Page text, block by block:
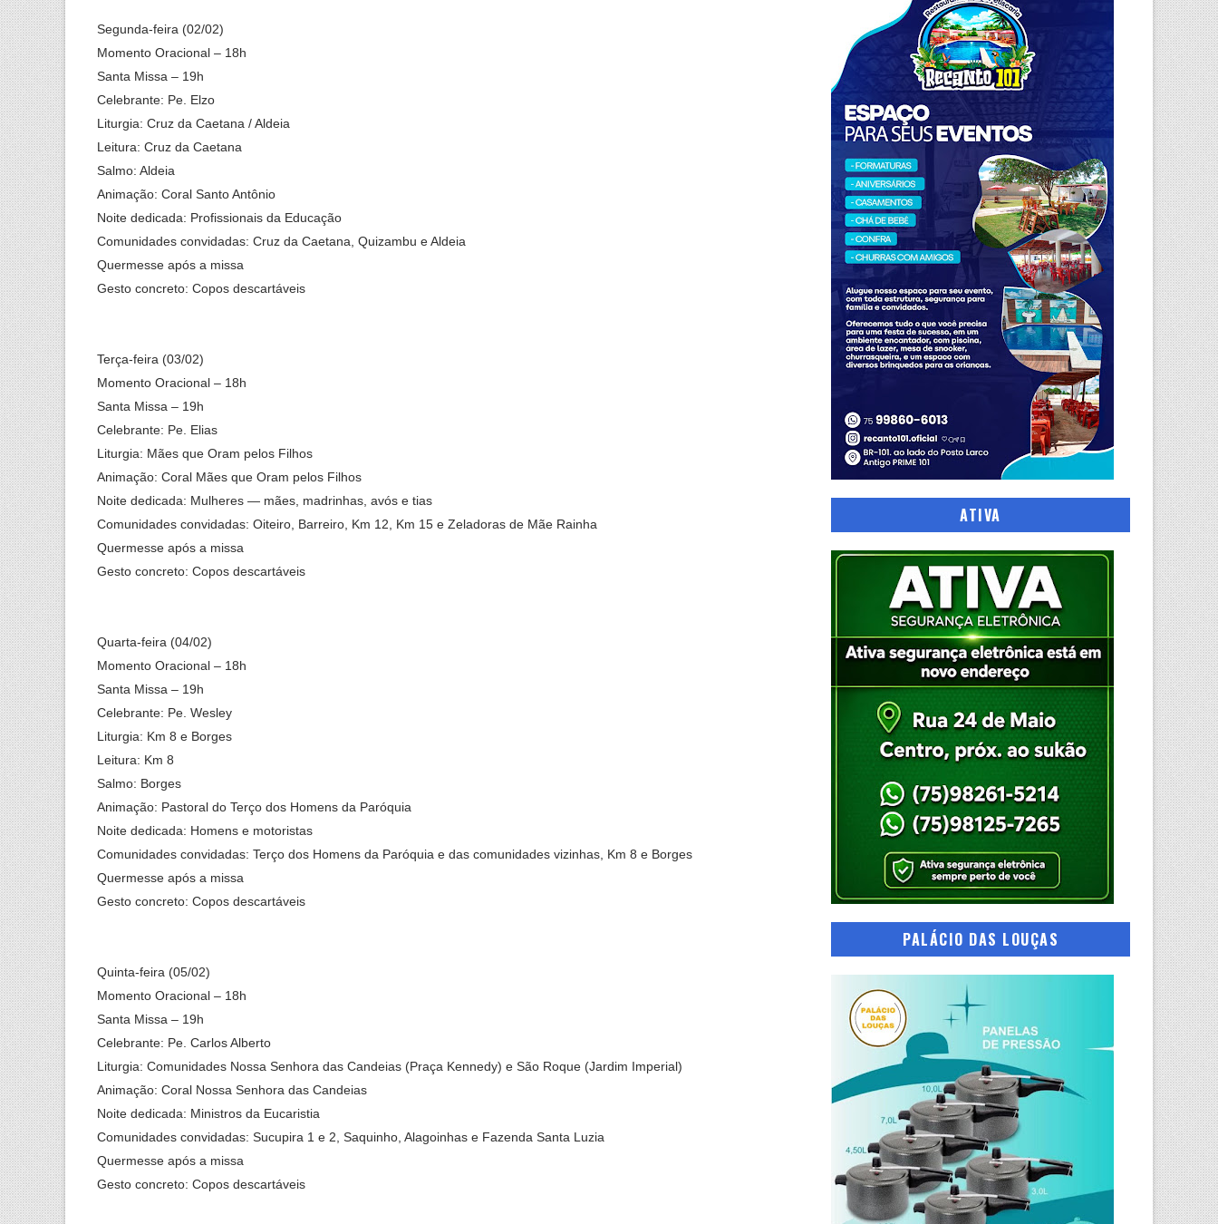
Segunda-feira (02/02)
Momento Oracional – 18h
Santa Missa – 19h
Celebrante: Pe. Elzo
Liturgia: Cruz da Caetana / Aldeia
Leitura: Cruz da Caetana
Salmo: Aldeia
Animação: Coral Santo Antônio
Noite dedicada: Profissionais da Educação
Comunidades convidadas: Cruz da Caetana, Quizambu e Aldeia
Quermesse após a missa
Gesto concreto: Copos descartáveis
Terça-feira (03/02)
Momento Oracional – 18h
Santa Missa – 19h
Celebrante: Pe. Elias
Liturgia: Mães que Oram pelos Filhos
Animação: Coral Mães que Oram pelos Filhos
Noite dedicada: Mulheres — mães, madrinhas, avós e tias
Comunidades convidadas: Oiteiro, Barreiro, Km 12, Km 15 e Zeladoras de Mãe Rainha
Quermesse após a missa
Gesto concreto: Copos descartáveis
Quarta-feira (04/02)
Momento Oracional – 18h
Santa Missa – 19h
Celebrante: Pe. Wesley
Liturgia: Km 8 e Borges
Leitura: Km 8
Salmo: Borges
Animação: Pastoral do Terço dos Homens da Paróquia
Noite dedicada: Homens e motoristas
Comunidades convidadas: Terço dos Homens da Paróquia e das comunidades vizinhas, Km 8 e Borges
Quermesse após a missa
Gesto concreto: Copos descartáveis
Quinta-feira (05/02)
Momento Oracional – 18h
Santa Missa – 19h
Celebrante: Pe. Carlos Alberto
Liturgia: Comunidades Nossa Senhora das Candeias (Praça Kennedy) e São Roque (Jardim Imperial)
Animação: Coral Nossa Senhora das Candeias
Noite dedicada: Ministros da Eucaristia
Comunidades convidadas: Sucupira 1 e 2, Saquinho, Alagoinhas e Fazenda Santa Luzia
Quermesse após a missa
Gesto concreto: Copos descartáveis
ATIVA
PALÁCIO DAS LOUÇAS